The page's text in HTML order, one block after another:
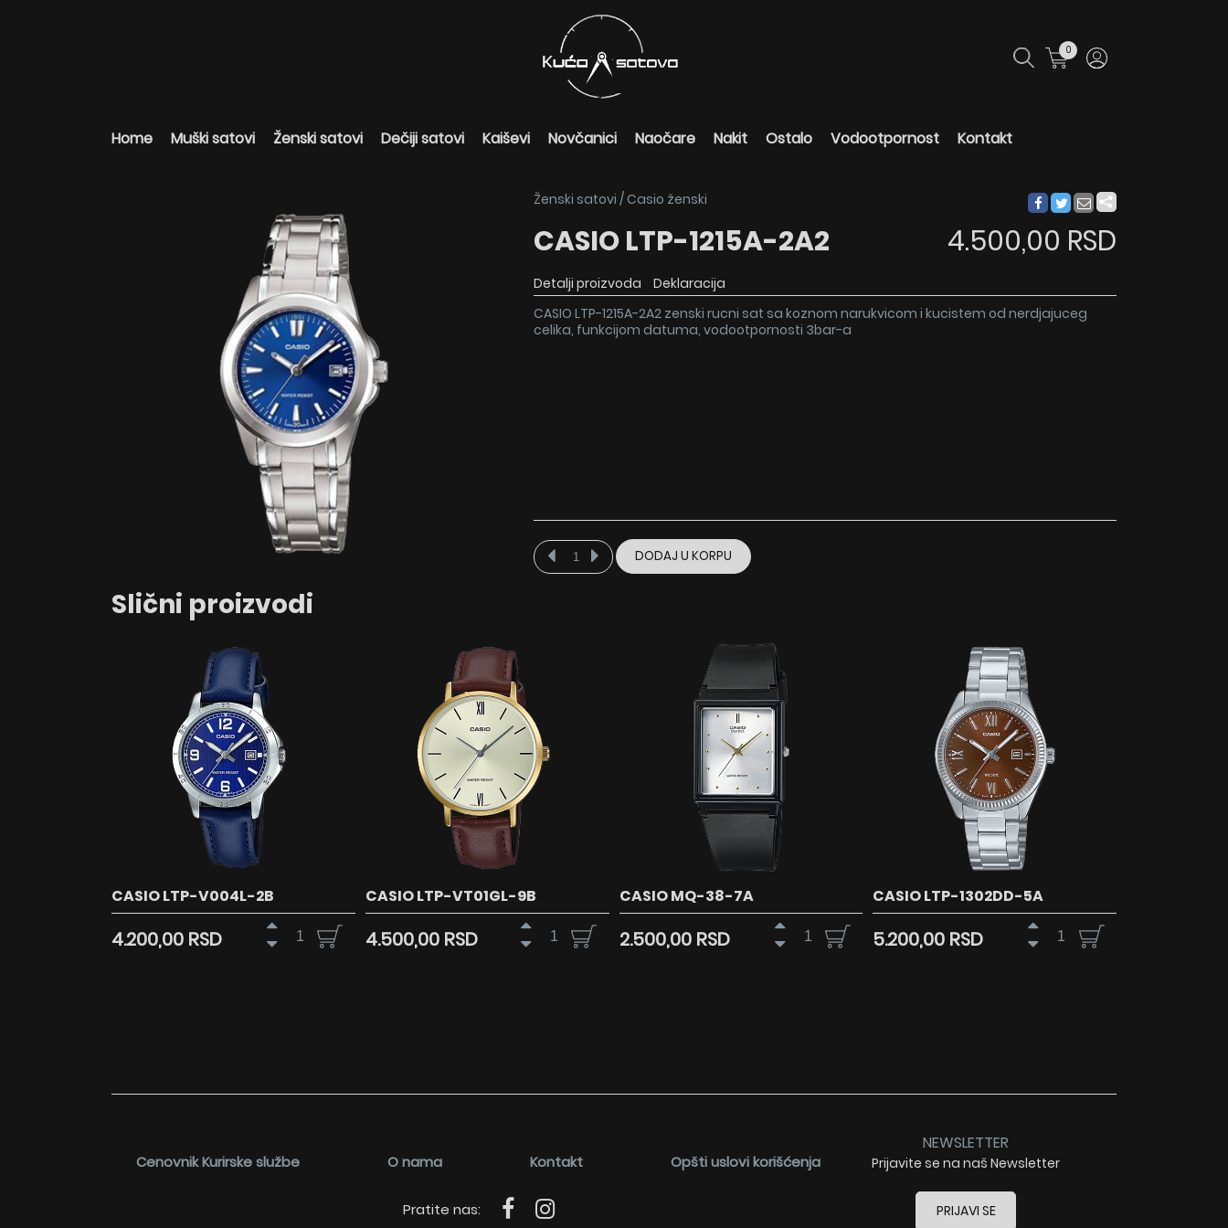
0
Home Muški satovi Ženski satovi Dečiji satovi Kaiševi Novčanici Naočare Nakit Ostalo Vodootpornost Kontakt
Ženski satovi /Casio ženski
CASIO LTP-1215A-2A2 4.500,00 RSD
Detalji proizvoda
Deklaracija
CASIO LTP-1215A-2A2 zenski rucni sat sa koznom narukvicom i kucistem od nerdjajuceg
celika, funkcijom datuma, vodootpornosti 3bar-a
DODAJ U KORPU
Slični proizvodi
CASIO LTP-V004L-2B
4.200,00 RSD
CASIO LTP-VT01GL-9B
4.500,00 RSD
CASIO MQ-38-7A
2.500,00 RSD
CASIO LTP-1302DD-5A
5.200,00 RSD
Cenovnik Kurirske službe O nama Kontakt Opšti uslovi korišćenja
Pratite nas:
NEWSLETTER
Prijavite se na naš Newsletter
PRIJAVI SE